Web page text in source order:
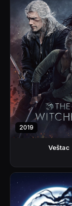
2019
Veštac